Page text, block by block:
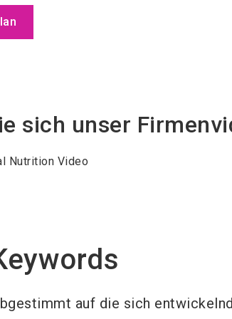
sich unser
Nutrition Video
auf die sich